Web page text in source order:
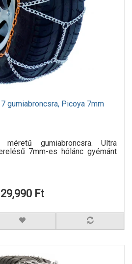
gumiabroncsra, Picoya 7mm
méretű gumiabroncsra. Ultra
7mm-es hólánc gyémánt
29,990 Ft